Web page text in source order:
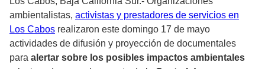
ambientalistas, activistas y prestadores de servicios en
Los Cabos realizaron este domingo 17 de mayo
actividades de difusión y proyección de documentales
para alertar sobre los posibles impactos ambientales